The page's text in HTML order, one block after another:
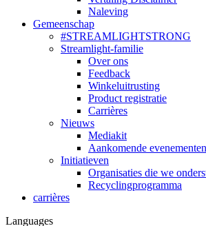
Naleving
Gemeenschap
#STREAMLIGHTSTRONG
Streamlight-familie
Over ons
Feedback
Winkeluitrusting
Product registratie
Carrières
Nieuws
Mediakit
Aankomende evenementen
Initiatieven
Organisaties die we
Recyclingprogramma
carrières
Languages